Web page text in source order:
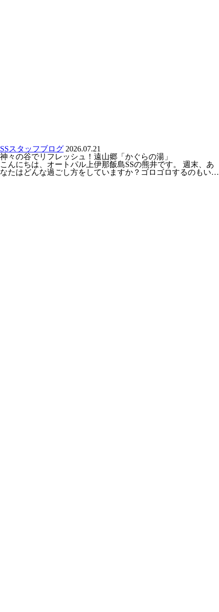
SSスタッフブログ 2026.07.21
神々の谷でリフレッシュ！遠山郷「かぐらの湯」
こんにちは、オートパル上伊那飯島SSの熊井です。 週末、あ
なたはどんな過ごし方をしていますか？ゴロゴロするのもい…